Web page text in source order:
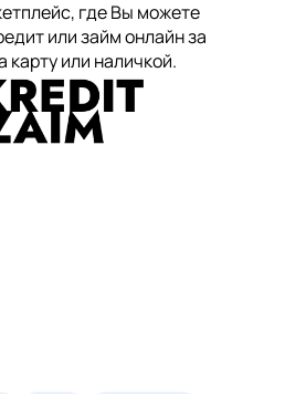
где Вы можете
или займ онлайн за
карту или наличкой.